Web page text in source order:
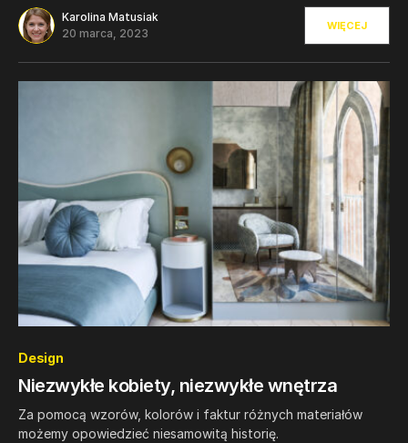
Karolina Matusiak
20 marca, 2023
WIĘCEJ
Design
Niezwykłe kobiety, niezwykłe wnętrza
Za pomocą wzorów, kolorów i faktur różnych materiałów
możemy opowiedzieć niesamowitą historię.